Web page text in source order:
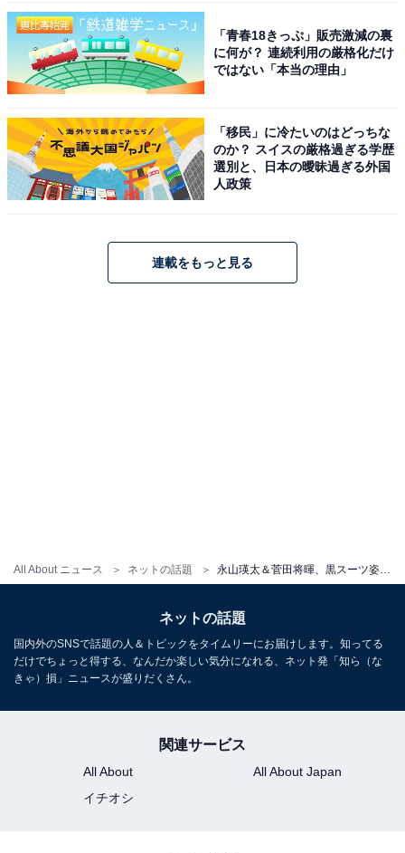
All About ニュース ネットの話題
「青春18きっぷ」販売激減の裏
に何が？ 連続利用の厳格化だけ
ではない「本当の理由」
「移民」に冷たいのはどっちな
のか？ スイスの厳格過ぎる学歴
選別と、日本の曖昧過ぎる外国
人政策
連載をもっと見る
ネットの話題
国内外のSNSで話題の人＆トピックをタイムリーにお届けします。知ってる
だけでちょっと得する、なんだか楽しい気分になれる、ネット発「知ら（な
きゃ）損」ニュースが盛りだくさん。
関連サービス
All About
All About Japan
イチオシ